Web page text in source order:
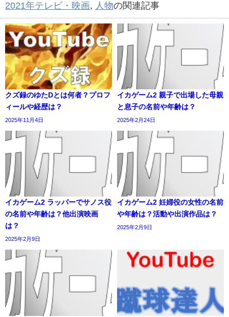
2021年テレビ・映画, 人物の関連記事
クズ録のゆたDとは何者？プロフ
ィールや経歴は？
2025年11月4日
イカゲーム2 親子で出場した母親
と息子の名前や年齢は？
2025年2月24日
イカゲーム2 ラッパーでサノス役
の名前や年齢は？他出演映画
は？
2025年2月9日
イカゲーム2 妊婦役の女性の名前
や年齢は？活動や出演作品は？
2025年2月9日